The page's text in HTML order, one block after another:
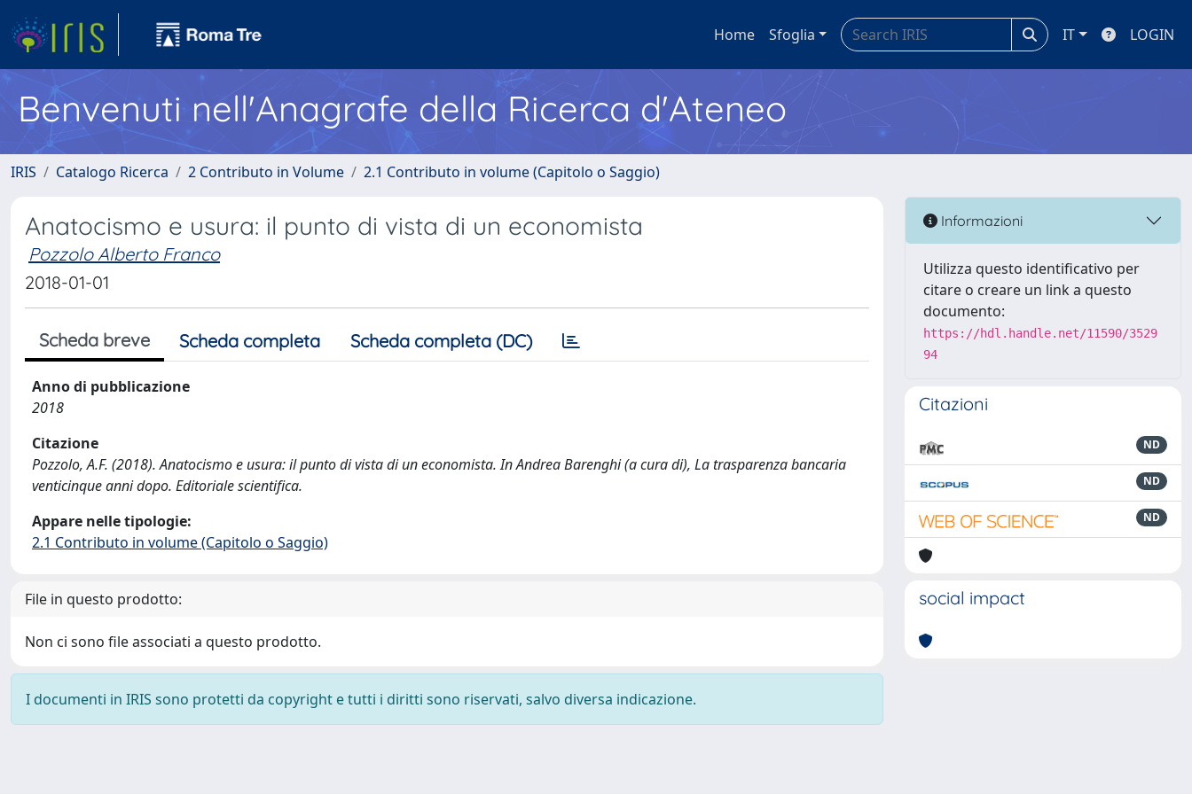
Home Sfoglia IT LOGIN
Benvenuti nell'Anagrafe della Ricerca d'Ateneo
IRIS Catalogo Ricerca 2 Contributo in Volume 2.1 Contributo in volume (Capitolo o Saggio)
Anatocismo e usura: il punto di vista di un economista
Pozzolo Alberto Franco
2018-01-01
Scheda breve Scheda completa Scheda completa (DC)
Anno di pubblicazione
2018
Citazione
Pozzolo, A.F. (2018). Anatocismo e usura: il punto di vista di un economista. In Andrea Barenghi (a cura di), La trasparenza bancaria
venticinque anni dopo. Editoriale scientifica.
Appare nelle tipologie:
2.1 Contributo in volume (Capitolo o Saggio)
File in questo prodotto:
Non ci sono file associati a questo prodotto.
I documenti in IRIS sono protetti da copyright e tutti i diritti sono riservati, salvo diversa indicazione.
Informazioni
Utilizza questo identificativo per
citare o creare un link a questo
documento:
https://hdl.handle.net/11590/3529
94
Citazioni
ND
ND
ND
social impact